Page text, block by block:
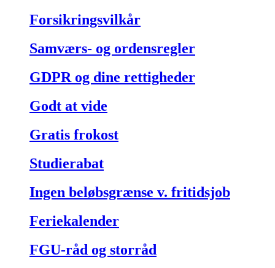
Forsikringsvilkår
Samværs- og ordensregler
GDPR og dine rettigheder
Godt at vide
Gratis frokost
Studierabat
Ingen beløbsgrænse v. fritidsjob
Feriekalender
FGU-råd og storråd